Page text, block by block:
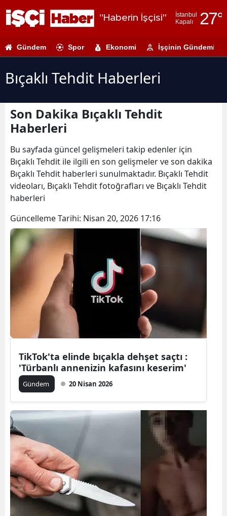
"Haberin İşçisi"
İstanbul
Kapalı
27°
Adıyaman
Antalya
Artvin
Bilecik
Bursa
Çanakkale
Çorum
Diyarbakır
Edirne
Erzincan
Gündem Spor Ekonomi İşçinin Gündemi
Bıçaklı Tehdit Haberleri
Son Dakika Bıçaklı Tehdit
Haberleri
Bu sayfada güncel gelişmeleri takip edenler için
Bıçaklı Tehdit ile ilgili en son gelişmeler ve son dakika
Bıçaklı Tehdit haberleri sunulmaktadır. Bıçaklı Tehdit
videoları, Bıçaklı Tehdit fotoğrafları ve Bıçaklı Tehdit
haberleri
Güncelleme Tarihi: Nisan 20, 2026 17:16
TikTok'ta elinde bıçakla dehşet saçtı :
'Türbanlı annenizin kafasını keserim'
Gündem 20 Nisan 2026